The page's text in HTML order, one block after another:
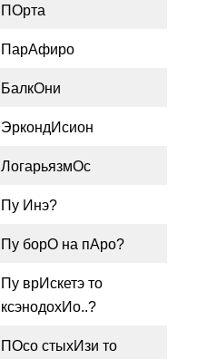
ПОрта
ПарАфиро
БалкОни
ЭркондИсион
ЛогарьязмОс
Пу Инэ?
Пу борО на пАро?
Пу врИскетэ то
ксэнодохИо..?
ПОсо стыхИзи то